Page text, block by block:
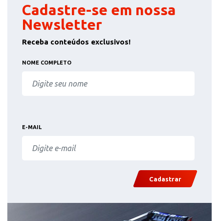
Cadastre-se em nossa
Newsletter
Receba conteúdos exclusivos!
NOME COMPLETO
E-MAIL
Cadastrar